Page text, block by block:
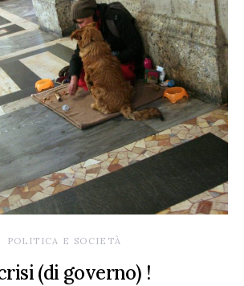
POLITICA E SOCIETÀ
crisi (di governo) !